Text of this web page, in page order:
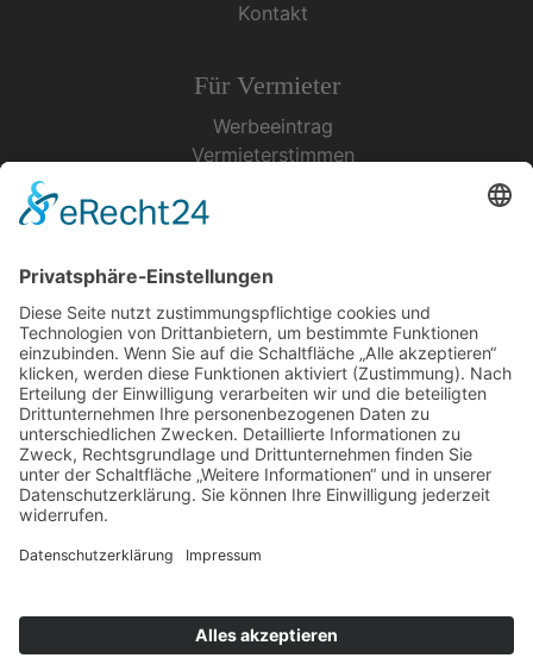
Kontakt
Für Vermieter
Werbeeintrag
Vermieterstimmen
Urlaubsservice
Bücher, Karten & CD's
Ihre Anreise
Wetter
Links
Nutzungsbedingungen
Datenschutz
Reiseoasen.de